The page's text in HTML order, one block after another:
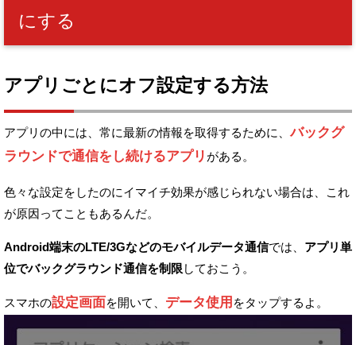
にする
アプリごとにオフ設定する方法
アプリの中には、常に最新の情報を取得するために、バックグ
ラウンドで通信をし続けるアプリ がある。
色々な設定をしたのにイマイチ効果が感じられない場合は、
これ
が原因ってこともあるんだ。
Android端末のLTE/3Gなどのモバイルデータ通信では、 アプリ単
位でバックグラウンド通信を制限 しておこう。
スマホの設定画面を開いて、 データ使用 をタップするよ。